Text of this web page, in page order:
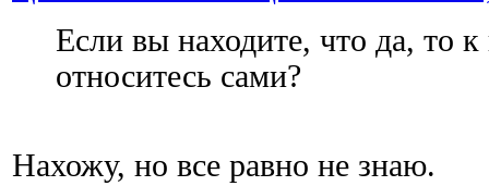
Если вы находите, что да, то
относитесь сами?
Нахожу, но все равно не знаю.